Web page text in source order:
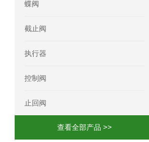
蝶阀
截止阀
执行器
控制阀
止回阀
查看全部产品 >>